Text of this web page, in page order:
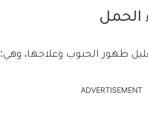
الحمل
ظهور الحبوب وعلاجها، وهي:
ADVERTISEMENT